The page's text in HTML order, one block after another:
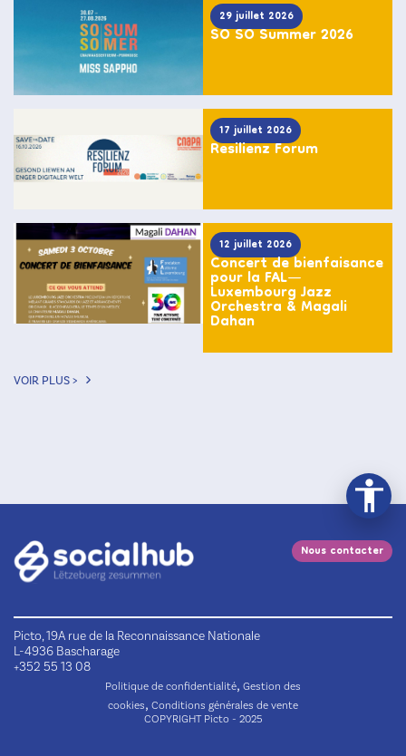
29 juillet 2026
SO SO Summer 2026
17 juillet 2026
Resilienz Forum
12 juillet 2026
Concert de bienfaisance
pour la FAL—
Luxembourg Jazz
Orchestra & Magali
Dahan
VOIR PLUS >
Nous contacter
Picto, 19A rue de la Reconnaissance Nationale
L-4936 Bascharage
+352 55 13 08
Politique de confidentialité, Gestion des
cookies, Conditions générales de vente
COPYRIGHT Picto - 2025